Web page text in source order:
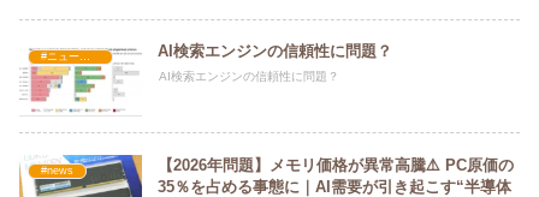
#ニュース・社会・コラム AI検索エンジンの信頼性に問題？
AI検索エンジンの信頼性に問題？
#news
【2026年問題】メモリ価格が異常高騰⚠️ PC原価の
35％を占める事態に｜AI需要が引き起こす“半導体